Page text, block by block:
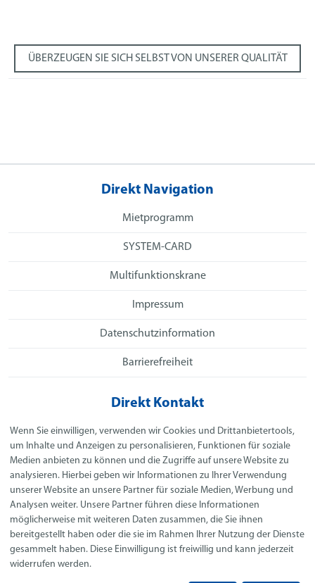
ÜBERZEUGEN SIE SICH SELBST VON UNSERER QUALITÄT
Direkt Navigation
Mietprogramm
SYSTEM-CARD
Multifunktionskrane
Impressum
Datenschutzinformation
Barrierefreiheit
Direkt Kontakt
Hochmuth GmbH & Co. KG
Derchinger Straße 86a
86165 Augsburg
Telefon:+49 821 21 79 10
E-Mail:info@hochmuth-gruppe.de
Social Media
Wenn Sie einwilligen, verwenden wir Cookies und Drittanbietertools,
um Inhalte und Anzeigen zu personalisieren, Funktionen für soziale
Medien anbieten zu können und die Zugriffe auf unsere Website zu
analysieren. Hierbei geben wir Informationen zu Ihrer Verwendung
unserer Website an unsere Partner für soziale Medien, Werbung und
Analysen weiter. Unsere Partner führen diese Informationen
möglicherweise mit weiteren Daten zusammen, die Sie ihnen
bereitgestellt haben oder die sie im Rahmen Ihrer Nutzung der Dienste
gesammelt haben. Diese Einwilligung ist freiwillig und kann jederzeit
widerrufen werden.